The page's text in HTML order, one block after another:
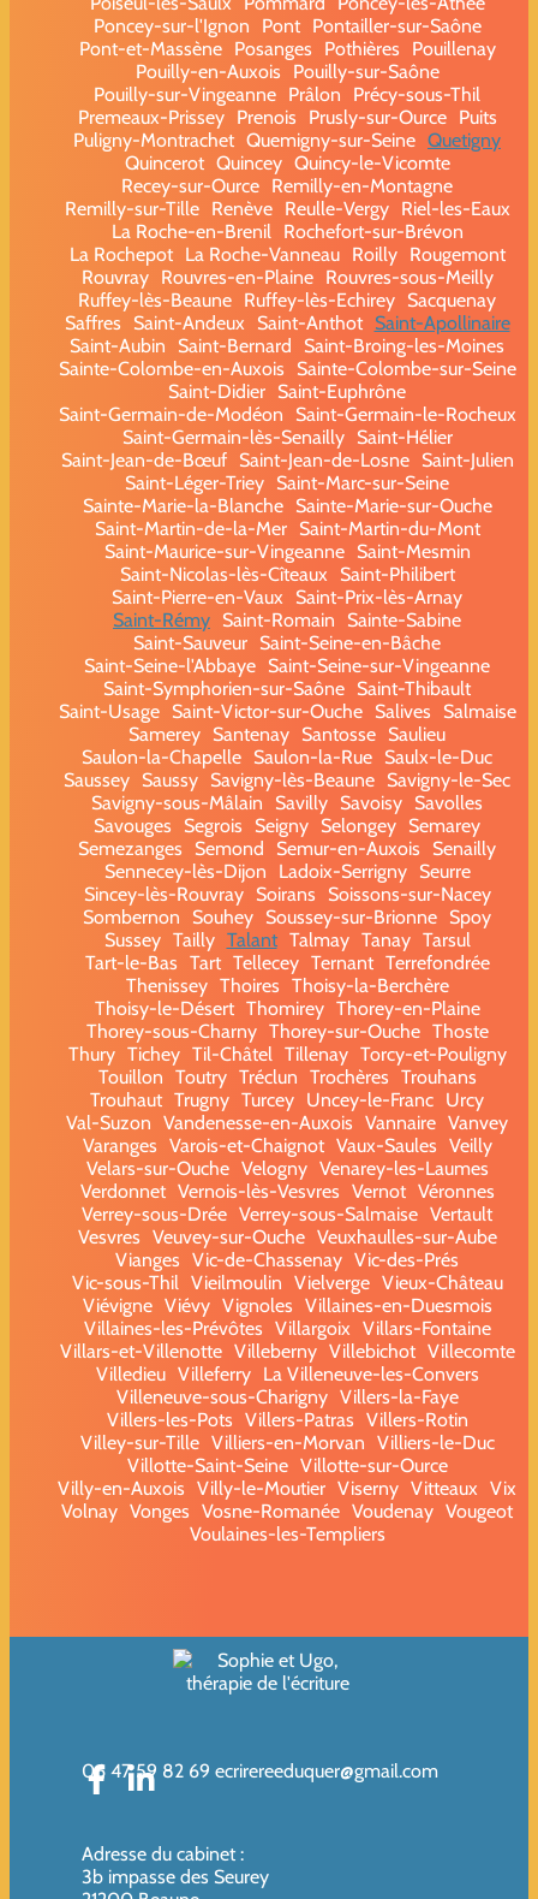
Poncey-sur-l'Ignon
Pont
Pontailler-sur-Saône
Pont-et-Massène
Posanges Pothières
Pouillenay
Pouilly-en-Auxois
Pouilly-sur-Saône
Pouilly-sur-Vingeanne Prâlon
Précy-sous-Thil
Premeaux-Prissey
Prenois Prusly-sur-Ource
Puits
Puligny-Montrachet Quemigny-sur-Seine Quetigny
Quincerot Quincey Quincy-le-Vicomte
Recey-sur-Ource Remilly-en-Montagne
Remilly-sur-Tille
Renève Reulle-Vergy
Riel-les-Eaux
La Roche-en-Brenil
Rochefort-sur-Brévon
La Rochepot
La Roche-Vanneau Roilly
Rougemont
Rouvray
Rouvres-en-Plaine
Rouvres-sous-Meilly
Ruffey-lès-Beaune Ruffey-lès-Echirey Sacquenay
Saffres
Saint-Andeux Saint-Anthot
Saint-Apollinaire
Saint-Aubin
Saint-Bernard
Saint-Broing-les-Moines
Sainte-Colombe-en-Auxois
Sainte-Colombe-sur-Seine
Saint-Didier Saint-Euphrône
Saint-Germain-de-Modéon
Saint-Germain-le-Rocheux
Saint-Germain-lès-Senailly
Saint-Hélier
Saint-Jean-de-Bœuf
Saint-Jean-de-Losne
Saint-Julien
Saint-Léger-Triey Saint-Marc-sur-Seine
Sainte-Marie-la-Blanche
Sainte-Marie-sur-Ouche
Saint-Martin-de-la-Mer
Saint-Martin-du-Mont
Saint-Maurice-sur-Vingeanne
Saint-Mesmin
Saint-Nicolas-lès-Cîteaux
Saint-Philibert
Saint-Pierre-en-Vaux
Saint-Prix-lès-Arnay
Saint-Rémy Saint-Romain
Sainte-Sabine
Saint-Sauveur Saint-Seine-en-Bâche
Saint-Seine-l'Abbaye Saint-Seine-sur-Vingeanne
Saint-Symphorien-sur-Saône Saint-Thibault
Saint-Usage
Saint-Victor-sur-Ouche Salives
Salmaise
Samerey Santenay Santosse Saulieu
Saulon-la-Chapelle Saulon-la-Rue Saulx-le-Duc
Saussey Saussy Savigny-lès-Beaune Savigny-le-Sec
Savigny-sous-Mâlain
Savilly Savoisy Savolles
Savouges
Segrois Seigny Selongey Semarey
Semezanges
Semond Semur-en-Auxois
Senailly
Sennecey-lès-Dijon
Ladoix-Serrigny
Seurre
Sincey-lès-Rouvray
Soirans
Soissons-sur-Nacey
Sombernon
Souhey Soussey-sur-Brionne Spoy
Sussey Tailly Talant Talmay Tanay Tarsul
Tart-le-Bas Tart Tellecey Ternant Terrefondrée
Thenissey Thoires Thoisy-la-Berchère
Thoisy-le-Désert Thomirey Thorey-en-Plaine
Thorey-sous-Charny Thorey-sur-Ouche Thoste
Thury Tichey Til-Châtel Tillenay Torcy-et-Pouligny
Touillon Toutry Tréclun Trochères Trouhans
Trouhaut Trugny Turcey Uncey-le-Franc Urcy
Val-Suzon Vandenesse-en-Auxois Vannaire Vanvey
Varanges Varois-et-Chaignot Vaux-Saules Veilly
Velars-sur-Ouche Velogny Venarey-les-Laumes
Verdonnet Vernois-lès-Vesvres Vernot Véronnes
Verrey-sous-Drée Verrey-sous-Salmaise Vertault
Vesvres Veuvey-sur-Ouche Veuxhaulles-sur-Aube
Vianges Vic-de-Chassenay Vic-des-Prés
Vic-sous-Thil Vieilmoulin Vielverge Vieux-Château
Viévigne Viévy Vignoles Villaines-en-Duesmois
Villaines-les-Prévôtes Villargoix Villars-Fontaine
Villars-et-Villenotte Villeberny Villebichot Villecomte
Villedieu Villeferry
La Villeneuve-les-Convers
Villeneuve-sous-Charigny Villers-la-Faye
Villers-les-Pots Villers-Patras Villers-Rotin
Villey-sur-Tille Villiers-en-Morvan Villiers-le-Duc
Villotte-Saint-Seine Villotte-sur-Ource
Villy-en-Auxois Villy-le-Moutier Viserny Vitteaux Vix
Volnay Vonges Vosne-Romanée Voudenay Vougeot
Voulaines-les-Templiers
06 47 59 82 69 ecrirereeduquer@gmail.com
Adresse du cabinet :
3b impasse des Seurey